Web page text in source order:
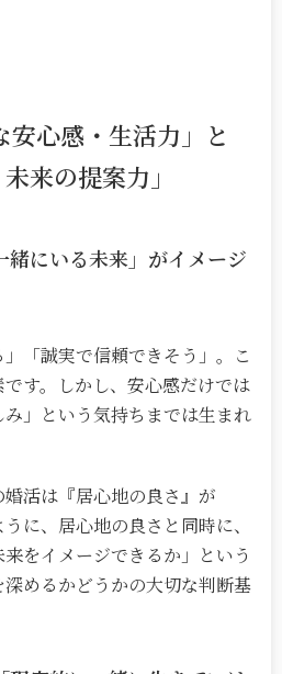
安心感・生活力」と
来の提案力」
緒にいる未来」がイメージ
」「誠実で信頼できそう」。こ
す。しかし、安心感だけでは
み」という気持ちまでは生まれ
活は『居心地の良さ』が
に、居心地の良さと同時に、
来をイメージできるか」という
めるかどうかの大切な判断基